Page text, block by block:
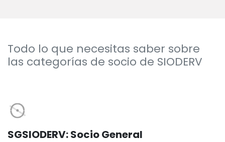
Todo lo que necesitas saber sobre
las categorías de socio de SIODERV
SGSIODERV: Socio General